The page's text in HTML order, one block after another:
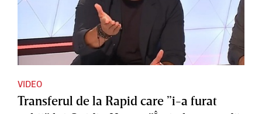
VIDEO
Transferul de la Rapid care ”i-a furat